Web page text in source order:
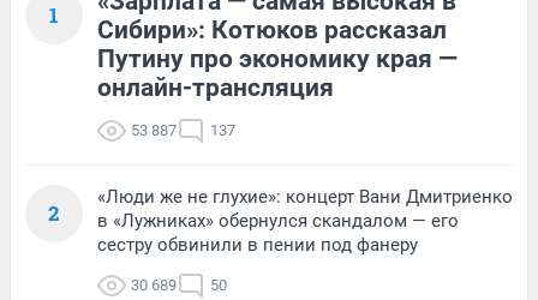
1
Сибири»: Котюков рассказал
Путину про экономику края —
онлайн-трансляция
53 887 137
2
«Люди же не глухие»: концерт Вани Дмитриенко
в «Лужниках» обернулся скандалом — его
сестру обвинили в пении под фанеру
30 689 50